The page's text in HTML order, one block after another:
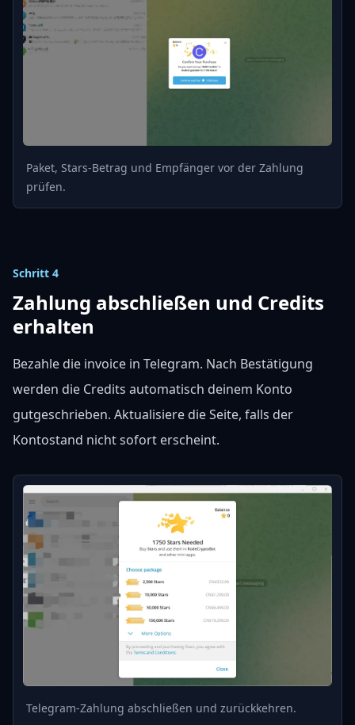
Paket, Stars-Betrag und Empfänger vor der Zahlung
prüfen.
Schritt 4
Zahlung abschließen und Credits
erhalten
Bezahle die invoice in Telegram. Nach Bestätigung
werden die Credits automatisch deinem Konto
gutgeschrieben. Aktualisiere die Seite, falls der
Kontostand nicht sofort erscheint.
Telegram-Zahlung abschließen und zurückkehren.